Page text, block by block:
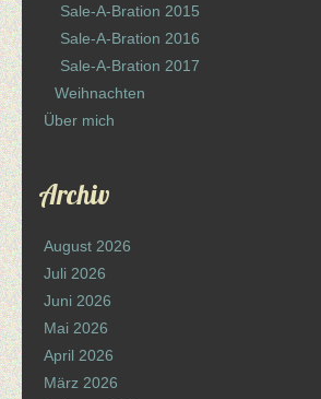
Sale-A-Bration 2015
Sale-A-Bration 2016
Sale-A-Bration 2017
Weihnachten
Über mich
Archiv
August 2026
Juli 2026
Juni 2026
Mai 2026
April 2026
März 2026